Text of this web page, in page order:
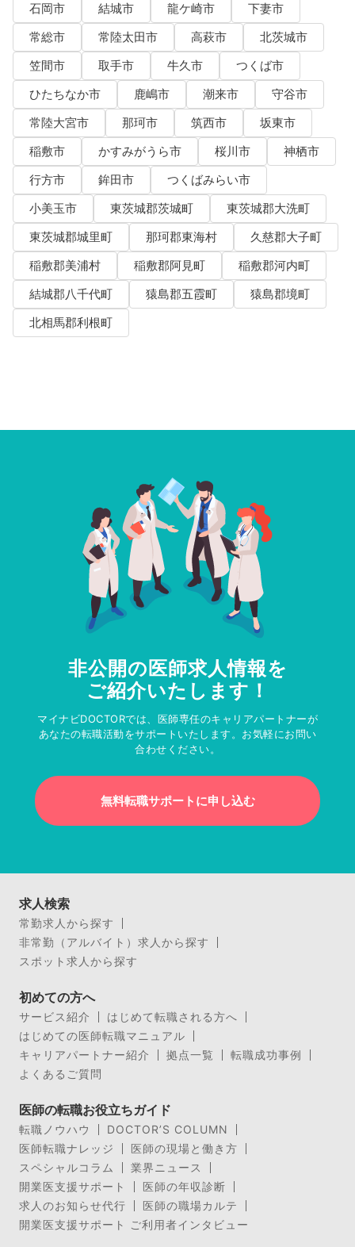
石岡市
結城市 龍ケ崎市
下妻市
常総市
常陸太田市 高萩市
北茨城市
笠間市
取手市 牛久市
つくば市
ひたちなか市
鹿嶋市 潮来市
守谷市
常陸大宮市
那珂市 筑西市
坂東市
稲敷市
かすみがうら市 桜川市
神栖市
行方市
鉾田市
つくばみらい市
小美玉市
東茨城郡茨城町
東茨城郡大洗町
東茨城郡城里町
那珂郡東海村
久慈郡大子町
稲敷郡美浦村
稲敷郡阿見町
稲敷郡河内町
結城郡八千代町
猿島郡五霞町
猿島郡境町
北相馬郡利根町
非公開の医師求人情報を
ご紹介いたします！
マイナビDOCTORでは、医師専任のキャリアパートナーが
あなたの転職活動をサポートいたします。お気軽にお問い
合わせください。
無料転職サポートに申し込む
求人検索
常勤求人から探す
非常勤（アルバイト）求人から探す
スポット求人から探す
初めての方へ
サービス紹介
はじめて転職される方へ
はじめての医師転職マニュアル
キャリアパートナー紹介
拠点一覧
転職成功事例
よくあるご質問
医師の転職お役立ちガイド
転職ノウハウ
DOCTOR’S COLUMN
医師転職ナレッジ
医師の現場と働き方
スペシャルコラム
業界ニュース
開業医支援サポート
医師の年収診断
求人のお知らせ代行
医師の職場カルテ
開業医支援サポート ご利用者インタビュー